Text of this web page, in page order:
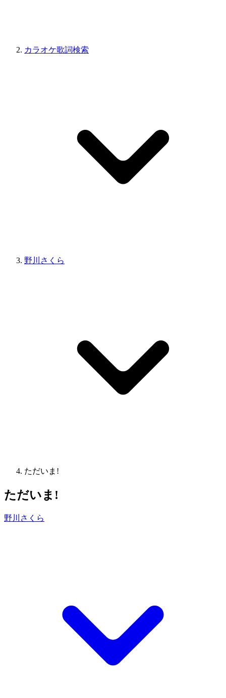
カラオケ歌詞検索
野川さくら
ただいま!
ただいま!
野川さくら